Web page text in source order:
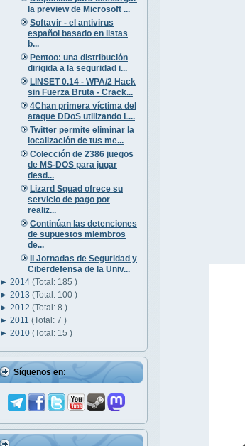
la preview de Microsoft ...
Softavir - el antivirus
español basado en listas
b...
Pentoo: una distribución
dirigida a la seguridad i...
LINSET 0.14 - WPA/2 Hack
sin Fuerza Bruta - Crack...
4Chan primera víctima del
ataque DDoS utilizando L...
Twitter permite eliminar la
localización de tus me...
Colección de 2386 juegos
de MS-DOS para jugar
desd...
Lizard Squad ofrece su
servicio de pago por
realiz...
Continúan las detenciones
de supuestos miembros
de...
II Jornadas de Seguridad y
Ciberdefensa de la Univ...
► 2014 (Total: 185 )
► 2013 (Total: 100 )
► 2012 (Total: 8 )
► 2011 (Total: 7 )
► 2010 (Total: 15 )
Síguenos en: